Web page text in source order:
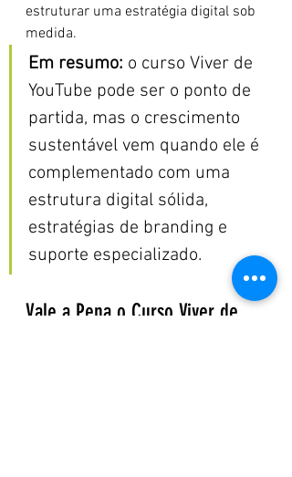
estruturar uma estratégia digital sob
medida.
Em resumo: o curso Viver de
YouTube pode ser o ponto de
partida, mas o crescimento
sustentável vem quando ele é
complementado com uma
estrutura digital sólida,
estratégias de branding e
suporte especializado.
Vale a Pena o Curso Viver de